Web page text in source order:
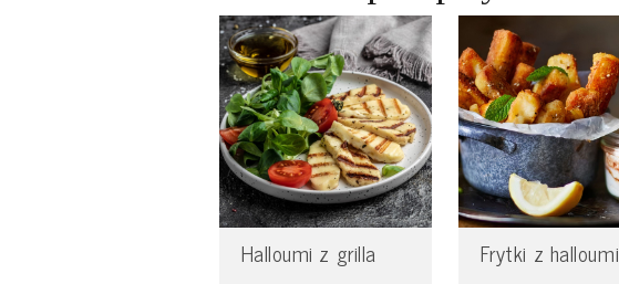
Halloumi z grilla Frytki z halloumi